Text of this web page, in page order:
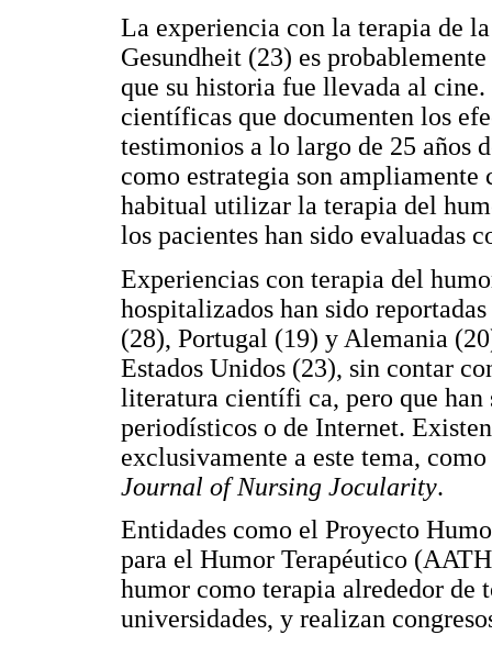
La experiencia con la terapia de
Gesundheit (23) es
que su historia fue llevada al
científicas que documenten los
testimonios a lo largo de 25 años
como estrategia son ampliamente
habitual utilizar la terapia del
los pacientes han sido evaluadas
Experiencias con terapia del
hospitalizados han sido
(28), Portugal (19) y Alemania
Estados Unidos (23), sin contar
literatura científi ca, pero que han
periodísticos o de Internet.
exclusivamente a este tema, como
Journal of Nursing Jocularity.
Entidades como el Proyecto
para el Humor Terapéutico
humor como terapia alrededor de
universidades, y realizan